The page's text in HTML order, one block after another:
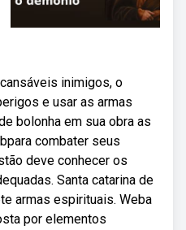
inimigos, o
e usar as armas
bolonha em sua obra as
combater seus
deve conhecer os
Santa catarina de
armas espirituais. Weba
por elementos